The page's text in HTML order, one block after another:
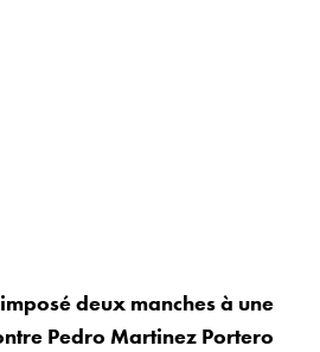
deux manches à une
Pedro Martinez Portero